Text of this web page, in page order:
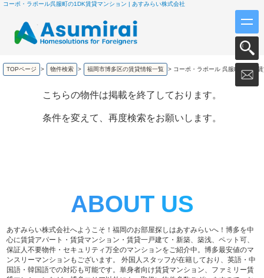
コーポ・ラポール呉服町の1DK賃貸マンション | あすみらい株式会社
TOPページ > 物件検索 > 福岡市博多区の賃貸情報一覧 > コーポ・ラポール 呉服町の1DK
こちらの物件は掲載を終了しております。
条件を変えて、再度検索をお願いします。
ABOUT US
あすみらい株式会社へようこそ！福岡のお部屋探しはあすみらいへ！博多を中
心に賃貸アパート・賃貸マンション・賃貸一戸建て・新築、築浅、ペット可、
保証人不要物件・セキュリティ万全のマンションをご紹介中。博多最安値のマ
ンスリーマンションもございます。 外国人スタッフが在籍しており、英語・中
国語・韓国語での対応も可能です。単身者向け賃貸マンション、ファミリー賃